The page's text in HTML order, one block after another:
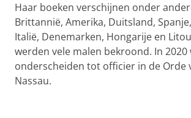
Haar boeken verschijnen onder
Brittannië, Amerika, Duitsland,
Italië, Denemarken, Hongarije en
werden vele malen bekroond. In 2020
onderscheiden tot officier in de Orde
Nassau.